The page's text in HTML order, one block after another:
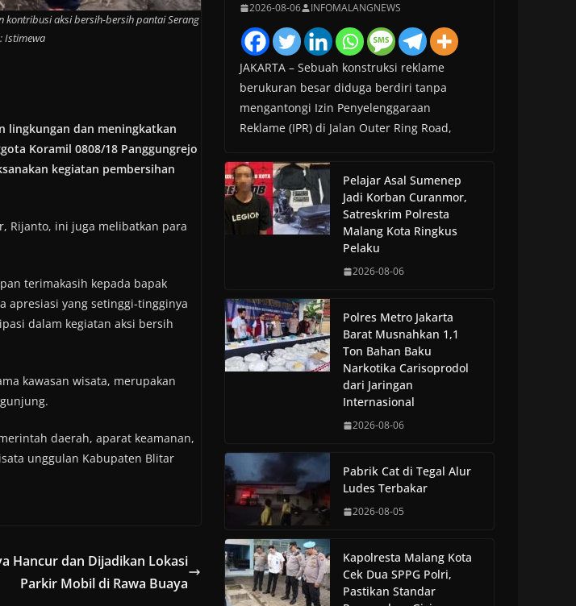
kontribusi aksi bersih-bersih pantai Serang
Istimewa
lingkungan dan meningkatkan
Koramil 0808/18 Panggungrejo
kegiatan pembersihan
Rijanto, ini juga melibatkan para
terimakasih kepada bapak
apresiasi yang setinggi-tingginya
dalam kegiatan aksi bersih
kawasan wisata, merupakan
daerah, aparat keamanan,
unggulan Kabupaten Blitar
Hancur dan Dijadikan Lokasi
Parkir Mobil di Rawa Buaya
2026-08-06 INFOMALANGNEWS
JAKARTA – Sebuah konstruksi reklame
berukuran besar diduga berdiri tanpa
mengantongi Izin Penyelenggaraan
Reklame (IPR) di Jalan Outer Ring Road,
Pelajar Asal Sumenep
Jadi Korban Curanmor,
Satreskrim Polresta
Malang Kota Ringkus
Pelaku
2026-08-06
Polres Metro Jakarta
Barat Musnahkan 1,1
Ton Bahan Baku
Narkotika Carisoprodol
dari Jaringan
Internasional
2026-08-06
Pabrik Cat di Tegal Alur
Ludes Terbakar
2026-08-05
Kapolresta Malang Kota
Cek Dua SPPG Polri,
Pastikan Standar